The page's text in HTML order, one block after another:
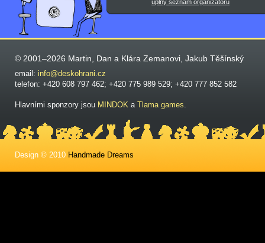
úplný seznam organizátorů
© 2001–2026 Martin, Dan a Klára Zemanovi, Jakub Těšínský
email: info@deskohrani.cz
telefon: +420 608 797 462; +420 775 989 529; +420 777 852 582
Hlavními sponzory jsou MINDOK a Tlama games.
Design © 2010 Handmade Dreams